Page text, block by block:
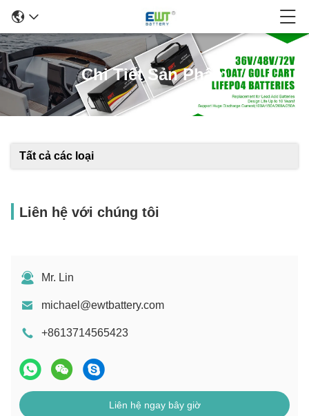
Chi Tiết Sản Phẩm
Tất cả các loại
Liên hệ với chúng tôi
Mr. Lin
michael@ewtbattery.com
+8613714565423
Liên hệ ngay bây giờ